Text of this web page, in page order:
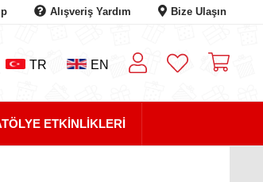
Alışveriş Yardım Bize Ulaşın
TR EN
ETKİNLİKLERİ